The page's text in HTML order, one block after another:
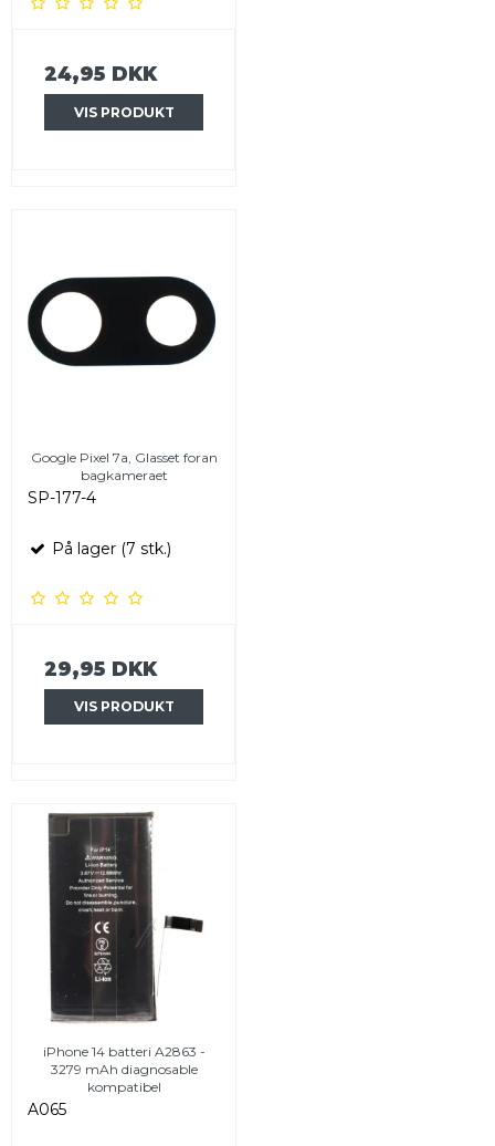
24,95 DKK
VIS PRODUKT
Google Pixel 7a, Glasset foran
bagkameraet
SP-177-4
På lager (7 stk.)
29,95 DKK
VIS PRODUKT
iPhone 14 batteri A2863 -
3279 mAh diagnosable
kompatibel
A065